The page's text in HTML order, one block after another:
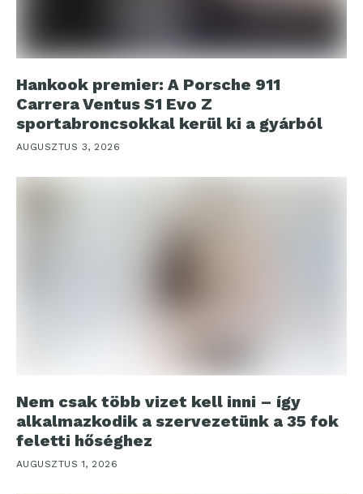
Hankook premier: A Porsche 911
Carrera Ventus S1 Evo Z
sportabroncsokkal kerül ki a gyárból
AUGUSZTUS 3, 2026
Nem csak több vizet kell inni – így
alkalmazkodik a szervezetünk a 35 fok
feletti hőséghez
AUGUSZTUS 1, 2026